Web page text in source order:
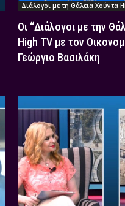
Διάλογοι με τη Θάλεια Χούντα
Οι “Διάλογοι με την
High TV με τον
Γεώργιο Βασιλάκη